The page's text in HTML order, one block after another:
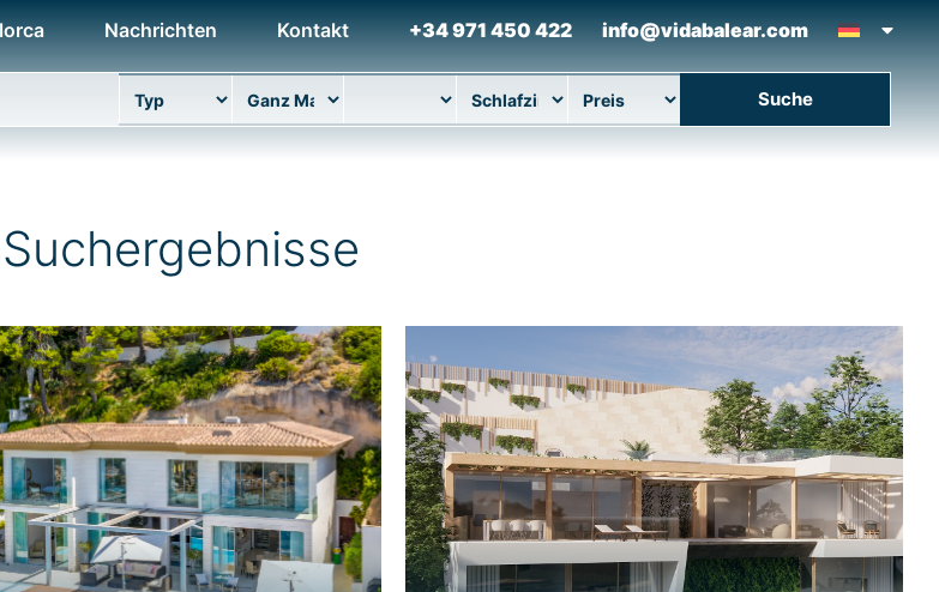
Nachrichten Kontakt +34 971 450 422 info@vidabalear.com
Ref Typ Bereich Betten Maximaler Preis Suche